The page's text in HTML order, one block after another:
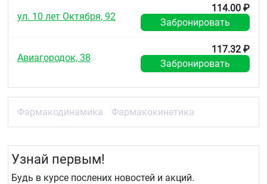
ул. 10 лет Октября, 92
114.00 ₽
Забронировать
Авиагородок, 38
117.32 ₽
Забронировать
Фармакодинамика Фармакокинетика
Узнай первым!
Будь в курсе послених новостей и акций.